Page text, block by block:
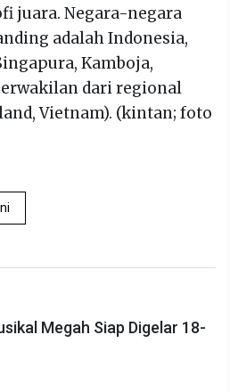
juara. Negara-negara
adalah Indonesia,
Kamboja,
dari regional
Vietnam). (kintan; foto
Megah Siap Digelar 18-